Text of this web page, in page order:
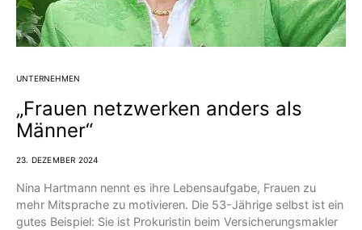
UNTERNEHMEN
„Frauen netzwerken anders als
Männer“
23. DEZEMBER 2024
Nina Hartmann nennt es ihre Lebensaufgabe, Frauen zu
mehr Mitsprache zu motivieren. Die 53-Jährige selbst ist ein
gutes Beispiel: Sie ist Prokuristin beim Versicherungsmakler